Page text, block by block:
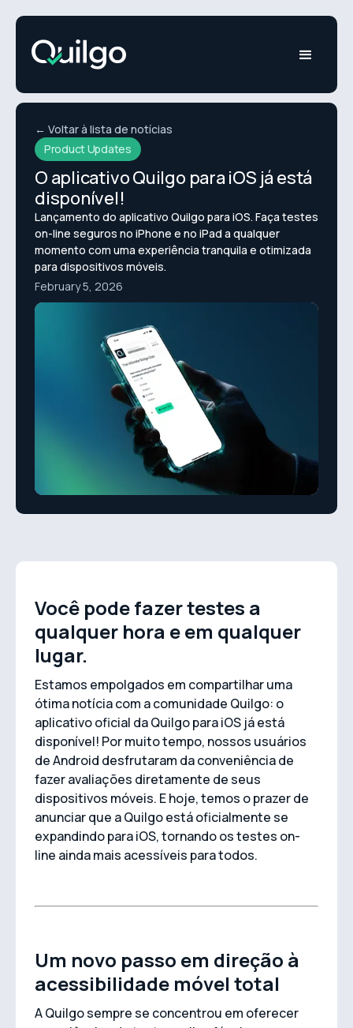
← Voltar à lista de notícias
Product Updates
O aplicativo Quilgo para iOS já está
disponível!
Lançamento do aplicativo Quilgo para iOS. Faça testes
on-line seguros no iPhone e no iPad a qualquer
momento com uma experiência tranquila e otimizada
para dispositivos móveis.
February 5, 2026
Você pode fazer testes a
qualquer hora e em qualquer
lugar.
Estamos empolgados em compartilhar uma
ótima notícia com a comunidade Quilgo: o
aplicativo oficial da Quilgo para iOS já está
disponível! Por muito tempo, nossos usuários
de Android desfrutaram da conveniência de
fazer avaliações diretamente de seus
dispositivos móveis. E hoje, temos o prazer de
anunciar que a Quilgo está oficialmente se
expandindo para iOS, tornando os testes on-
line ainda mais acessíveis para todos.
Um novo passo em direção à
acessibilidade móvel total
A Quilgo sempre se concentrou em oferecer